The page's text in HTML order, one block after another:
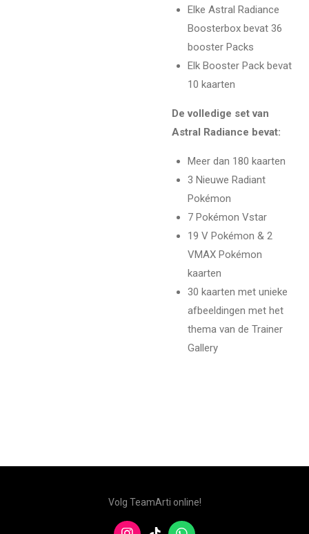
Elke Astral Radiance
Boosterbox bevat 36
booster Packs
Elk Booster Pack bevat
10 kaarten
De volledige set van
Astral Radiance bevat:
Meer dan 180 kaarten
3 Nieuwe Radiant
Pokémon
7 Pokémon Vstar
19 V Pokémon & 2
VMAX Pokémon
kaarten
30 kaarten met unieke
afbeeldingen met het
thema van de Trainer
Gallery
Volg TeamArti online!